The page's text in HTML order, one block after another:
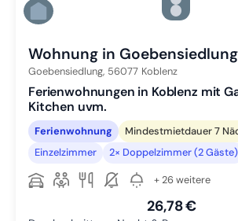
Zu Slide 5
Zu Slide 6
Wohnung in
Goebensiedlung, 56077 Koblenz
Ferienwohnungen in Koblenz mit
Kitchen uvm.
Ferienwohnung
Mindestmietdauer 7
Einzelzimmer
2× Doppelzimmer (2 Gäste)
+ 26 weitere
26,78 €